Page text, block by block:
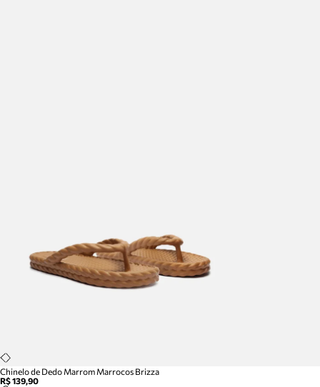
Chinelo de Dedo Marrom Marrocos Brizza
R$ 139,90